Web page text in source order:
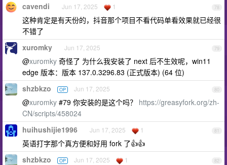
78
cavendi Jun 17, 2025 1
这种肯定是有天份的，抖音那个项目不看代码单看效果就已经很
不错了
79
xuromky Jun 17, 2025
@xuromky 奇怪了 为什么我安装了 next 后不生效呢，win11
edge 版本：版本 137.0.3296.83 (正式版本) (64 位)
80
shzbkzo OP Jun 17, 2025
@xuromky #79 你安装的是这个吗？ https://greasyfork.org/zh-
CN/scripts/458024
81
huihushijie1996 Jun 17, 2025 1
英语打字那个真方便和好用 fork 了👍👍
82
shzbkzo OP Jun 17, 2025 1